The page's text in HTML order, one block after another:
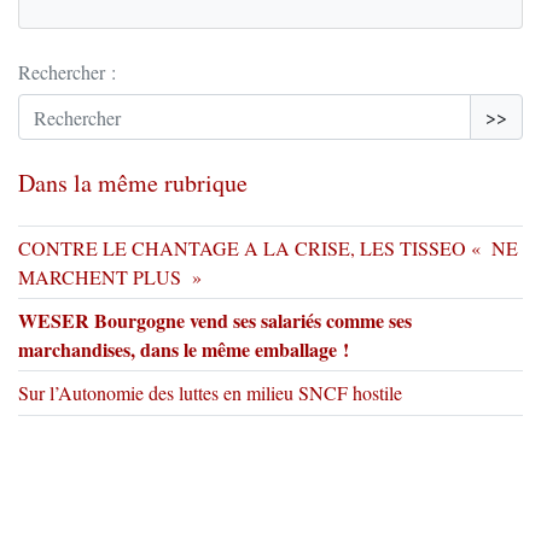
Rechercher :
>>
Dans la même rubrique
CONTRE LE CHANTAGE A LA CRISE, LES TISSEO « NE
MARCHENT PLUS »
WESER Bourgogne vend ses salariés comme ses
marchandises, dans le même emballage !
Sur l’Autonomie des luttes en milieu SNCF hostile